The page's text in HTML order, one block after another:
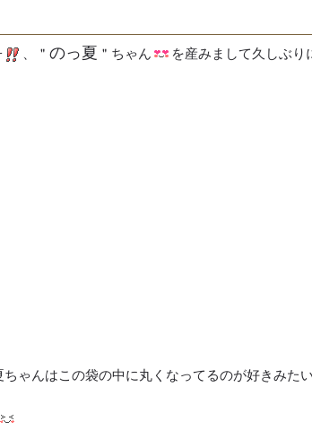
、＂ のっ夏 ＂ちゃん
を産みまして久しぶ
ゃんはこの袋の中に丸くなってるのが好きみた